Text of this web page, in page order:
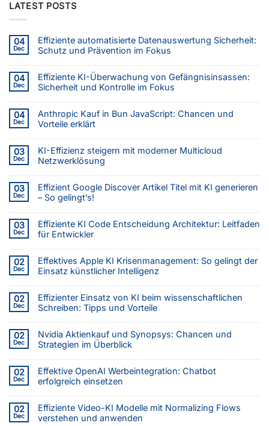
LATEST POSTS
04
Dec
Effiziente automatisierte Datenauswertung Sicherheit:
Schutz und Prävention im Fokus
04
Dec
Effiziente KI-Überwachung von Gefängnisinsassen:
Sicherheit und Kontrolle im Fokus
04
Dec
Anthropic Kauf in Bun JavaScript: Chancen und
Vorteile erklärt
03
Dec
KI-Effizienz steigern mit moderner Multicloud
Netzwerklösung
03
Dec
Effizient Google Discover Artikel Titel mit KI generieren
– So gelingt’s!
03
Dec
Effiziente KI Code Entscheidung Architektur: Leitfaden
für Entwickler
02
Dec
Effektives Apple KI Krisenmanagement: So gelingt der
Einsatz künstlicher Intelligenz
02
Dec
Effizienter Einsatz von KI beim wissenschaftlichen
Schreiben: Tipps und Vorteile
02
Dec
Nvidia Aktienkauf und Synopsys: Chancen und
Strategien im Überblick
02
Dec
Effektive OpenAI Werbeintegration: Chatbot
erfolgreich einsetzen
02
Dec
Effiziente Video-KI Modelle mit Normalizing Flows
verstehen und anwenden